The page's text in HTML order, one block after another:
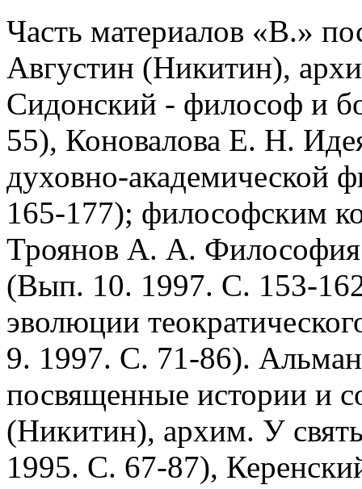
Часть материалов «В.»
Августин (Никитин),
Сидонский - философ и
55), Коновалова Е. Н.
духовно-академической
165-177); философским
Троянов А. А. Философия
(Вып. 10. 1997. С. 153-
эволюции
9. 1997. С. 71-86).
посвященные истории и
(Никитин), архим. У
1995. С. 67-87),